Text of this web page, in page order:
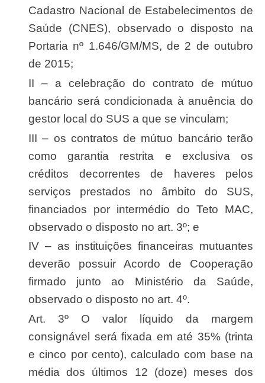
Cadastro Nacional de Estabelecimentos de
Saúde (CNES), observado o disposto na
Portaria nº 1.646/GM/MS, de 2 de outubro
de 2015;
II – a celebração do contrato de mútuo
bancário será condicionada à anuência do
gestor local do SUS a que se vinculam;
III – os contratos de mútuo bancário terão
como garantia restrita e exclusiva os
créditos decorrentes de haveres pelos
serviços prestados no âmbito do SUS,
financiados por intermédio do Teto MAC,
observado o disposto no art. 3º; e
IV – as instituições financeiras mutuantes
deverão possuir Acordo de Cooperação
firmado junto ao Ministério da Saúde,
observado o disposto no art. 4º.
Art. 3º O valor líquido da margem
consignável será fixada em até 35% (trinta
e cinco por cento), calculado com base na
média dos últimos 12 (doze) meses dos